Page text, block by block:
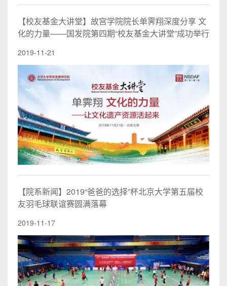
【校友基金大讲堂】故宫学院院长单霁翔深度分享 文
化的力量——国发院第四期“校友基金大讲堂”成功举行
2019-11-21
【院系新闻】2019“爸爸的选择”杯北京大学第五届校
友羽毛球联谊赛圆满落幕
2019-11-17